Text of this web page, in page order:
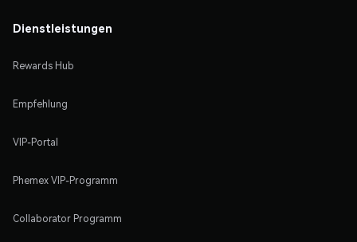
Dienstleistungen
Rewards Hub
Empfehlung
VIP-Portal
Phemex VIP-Programm
Collaborator Programm